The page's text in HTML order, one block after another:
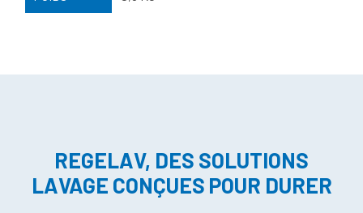
REGELAV, DES SOLUTIONS
LAVAGE CONÇUES POUR DURER